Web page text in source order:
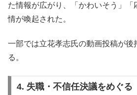
た情報が広がり、「かわいそう」「
情が喚起された。
一部では立花孝志氏の動画投稿が後
る。
4. 失職・不信任決議をめぐる